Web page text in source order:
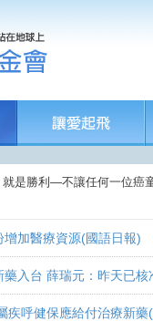
是勝利—不讓任何一位癌
加醫療資源(國語日報)
入台 薛瑞元：昨天已
疾呼健保應給付治療新藥